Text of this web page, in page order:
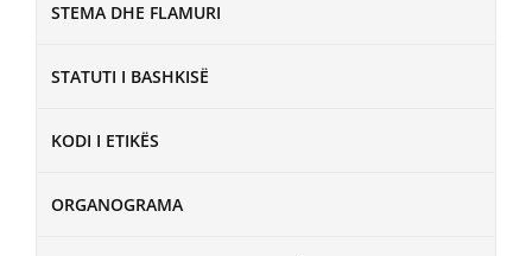
STEMA DHE FLAMURI
STATUTI I BASHKISË
KODI I ETIKËS
ORGANOGRAMA